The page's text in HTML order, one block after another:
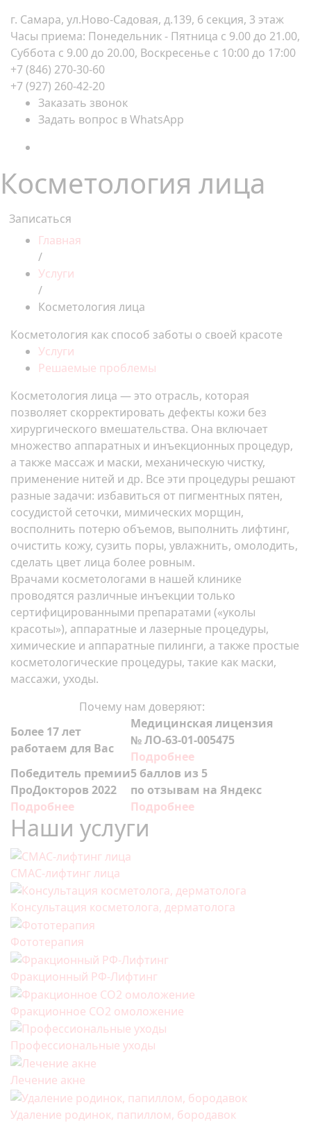
г. Самара, ул.Ново-Садовая, д.139, 6 секция, 3 этаж
Часы приема: Понедельник - Пятница с 9.00 до 21.00,
Суббота с 9.00 до 20.00, Воскресенье с 10:00 до 17:00
+7 (846) 270-30-60
+7 (927) 260-42-20
Заказать звонок
Задать вопрос в WhatsApp
Косметология лица
Записаться
Главная
/
Услуги
/
Косметология лица
Косметология как способ заботы о своей красоте
Услуги
Решаемые проблемы
Косметология лица — это отрасль, которая
позволяет скорректировать дефекты кожи без
хирургического вмешательства. Она включает
множество аппаратных и инъекционных процедур,
а также массаж и маски, механическую чистку,
применение нитей и др. Все эти процедуры решают
разные задачи: избавиться от пигментных пятен,
сосудистой сеточки, мимических морщин,
восполнить потерю объемов, выполнить лифтинг,
очистить кожу, сузить поры, увлажнить, омолодить,
сделать цвет лица более ровным.
Врачами косметологами в нашей клинике
проводятся различные инъекции только
сертифицированными препаратами («уколы
красоты»), аппаратные и лазерные процедуры,
химические и аппаратные пилинги, а также простые
косметологические процедуры, такие как маски,
массажи, уходы.
Почему нам доверяют:
Более 17 лет
работаем для Вас
Медицинская лицензия
№ ЛО-63-01-005475
Подробнее
Победитель премии
ПроДокторов 2022
Подробнее
5 баллов из 5
по отзывам на Яндекс
Подробнее
Наши услуги
СМАС-лифтинг лица
Консультация косметолога, дерматолога
Фототерапия
Фракционный РФ-Лифтинг
Фракционное СО2 омоложение
Профессиональные уходы
Лечение акне
Удаление родинок, папиллом, бородавок